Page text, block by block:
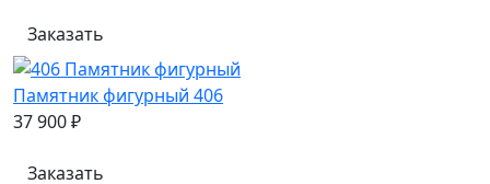
Заказать
Памятник фигурный 406
37 900 ₽
Заказать